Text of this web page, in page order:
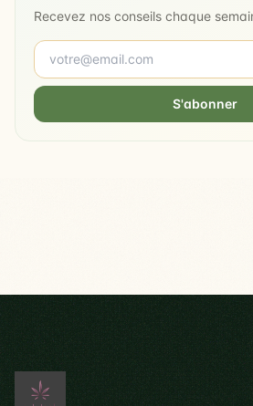
Recevez nos conseils chaque
S'abonner